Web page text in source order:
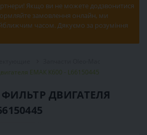
Якщо ви не можете додзвонитися
замовлення онлайн, ми
часом. Дякуємо за розуміння
ЕМАК К600 - L66150445
ДВИГАТЕЛЯ